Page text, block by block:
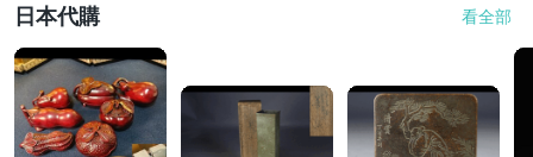
日本代購 看全部